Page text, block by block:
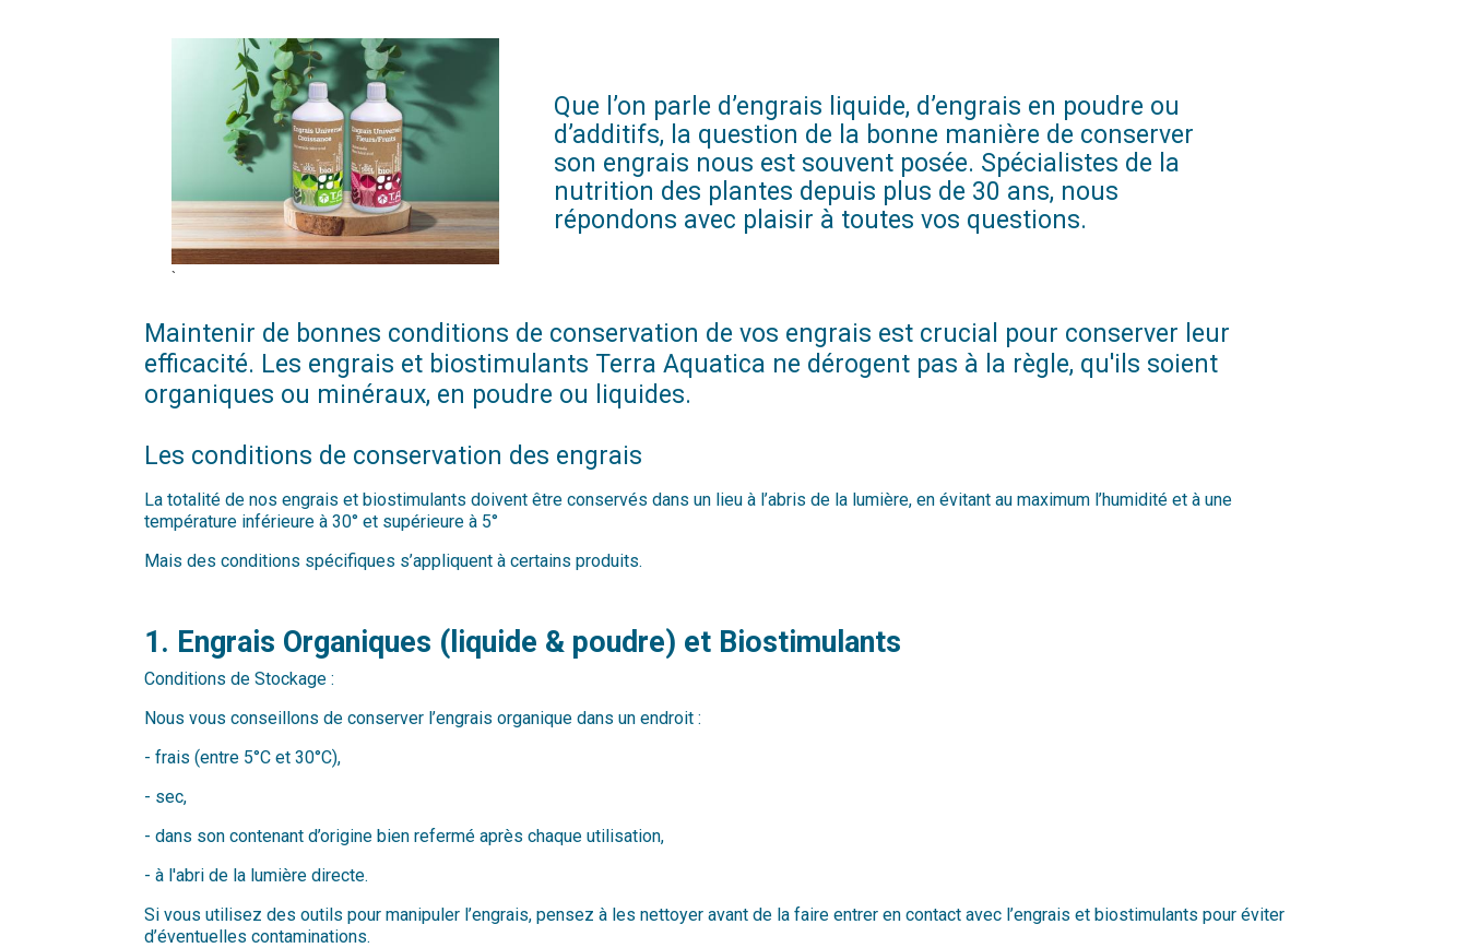
`
Que l’on parle d’engrais liquide, d’engrais en poudre ou
d’additifs, la question de la bonne manière de conserver
son engrais nous est souvent posée. Spécialistes de la
nutrition des plantes depuis plus de 30 ans, nous
répondons avec plaisir à toutes vos questions.
Maintenir de bonnes conditions de conservation de vos engrais est crucial pour conserver leur
efficacité. Les engrais et biostimulants Terra Aquatica ne dérogent pas à la règle, qu'ils soient
organiques ou minéraux, en poudre ou liquides.
Les conditions de conservation des engrais
La totalité de nos engrais et biostimulants doivent être conservés dans un lieu à l’abris de la lumière, en évitant au maximum l’humidité et à une
température inférieure à 30° et supérieure à 5°
Mais des conditions spécifiques s’appliquent à certains produits.
1. Engrais Organiques (liquide & poudre) et Biostimulants
Conditions de Stockage :
Nous vous conseillons de conserver l’engrais organique dans un endroit :
- frais (entre 5°C et 30°C),
- sec,
- dans son contenant d’origine bien refermé après chaque utilisation,
- à l'abri de la lumière directe.
Si vous utilisez des outils pour manipuler l’engrais, pensez à les nettoyer avant de la faire entrer en contact avec l’engrais et biostimulants pour éviter
d’éventuelles contaminations.